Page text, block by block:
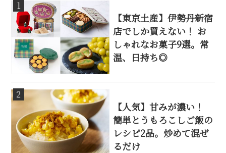
1
【東京土産】伊勢丹新宿
店でしか買えない！ お
しゃれなお菓子9選。常
温、日持ち◎
2
【人気】甘みが濃い！
簡単とうもろこしご飯の
レシピ2品。炒めて混ぜ
るだけ